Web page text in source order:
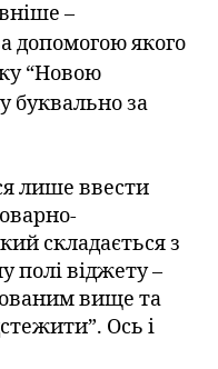
–
допомогою якого
“Новою
буквально за
лише ввести
складається з
полі віджету –
вище та
Ось і